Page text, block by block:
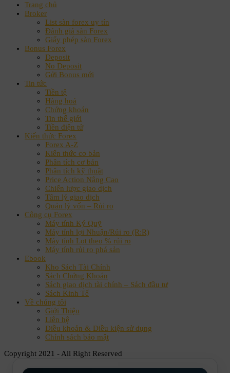
Trang chủ
Broker
List sàn forex uy tín
Đánh giá sàn Forex
Giấy phép sàn Forex
Bonus Forex
Deposit
No Deposit
Gửi Bonus mới
Tin tức
Tiền tệ
Hàng hoá
Chứng khoán
Tin thế giới
Tiền điện tử
Kiến thức Forex
Forex A-Z
Kiến thức cơ bản
Phân tích cơ bản
Phân tích kỹ thuật
Price Action Nâng Cao
Chiến lược giao dịch
Tâm lý giao dịch
Quản lý vốn – Rủi ro
Công cụ Forex
Máy tính Ký Quỹ
Máy tính lợi Nhuận/Rủi ro (R:R)
Máy tính Lot theo % rủi ro
Máy tính rủi ro phá sản
Ebook
Kho Sách Tài Chính
Sách Chứng Khoán
Sách giao dịch tài chính – Sách đầu tư
Sách Kinh Tế
Về chúng tôi
Giới Thiệu
Liên hệ
Điều khoản & Điều kiện sử dụng
Chính sách bảo mật
Copyright 2021 - All Right Reserved